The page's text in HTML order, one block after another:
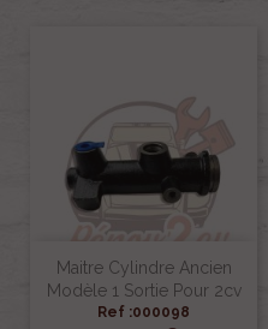
Maitre Cylindre Ancien
Modèle 1 Sortie Pour 2cv
Ref :000098